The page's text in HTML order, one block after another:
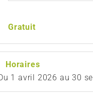
Gratuit
Horaires
1 avril 2026 au 30